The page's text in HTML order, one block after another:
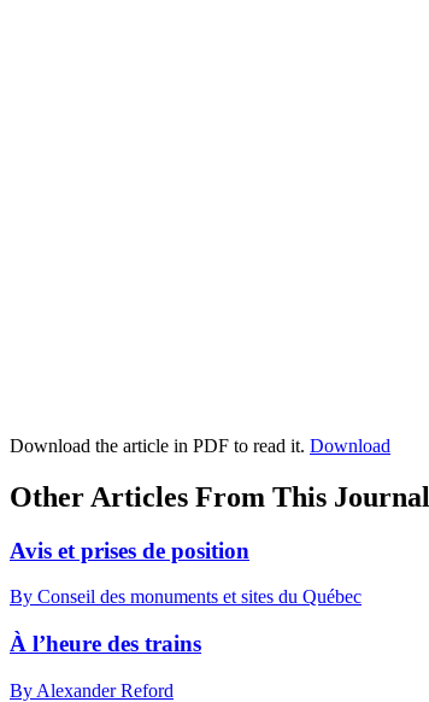
Download the article in PDF to read it. Download
Other Articles From This Journal
Avis et prises de position
By Conseil des monuments et sites du Québec
À l’heure des trains
By Alexander Reford